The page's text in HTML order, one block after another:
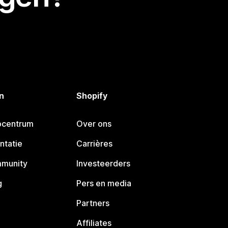
Shopify
Over ons
Carrières
Investeerders
Pers en media
Partners
Affiliates